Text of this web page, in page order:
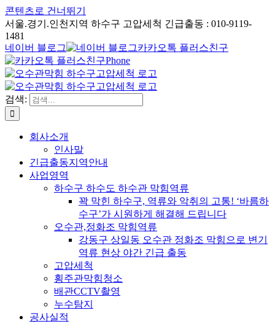
콘텐츠로 건너뛰기
서울.경기.인천지역 하수구 고압세척 긴급출동 : 010-9119-
1481
네이버 블로그
카카오톡 플러스친구
Phone
검색:
회사소개
인사말
긴급출동지역안내
사업영역
하수구 하수도 하수관 막힘역류
꽉 막힌 하수구, 역류와 악취의 고통! ‘바름하
수구’가 시원하게 해결해 드립니다
오수관,정화조 막힘역류
강동구 상일동 오수관 정화조 막힘으로 변기
역류 현상 야간 긴급 출동
고압세척
횡주관막힘청소
배관CCTV촬영
누수탐지
공사실적